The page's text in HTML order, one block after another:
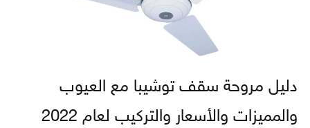
دليل مروحة سقف توشيبا مع العيوب
والمميزات والأسعار والتركيب لعام 2022